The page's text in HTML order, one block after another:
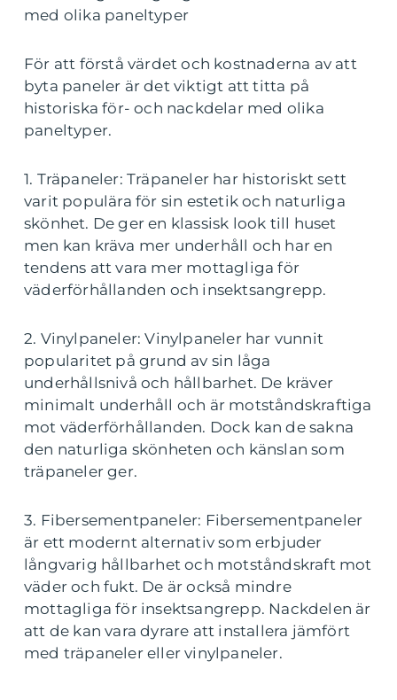
med olika paneltyper
För att förstå värdet och kostnaderna av att
byta paneler är det viktigt att titta på
historiska för- och nackdelar med olika
paneltyper.
1. Träpaneler: Träpaneler har historiskt sett
varit populära för sin estetik och naturliga
skönhet. De ger en klassisk look till huset
men kan kräva mer underhåll och har en
tendens att vara mer mottagliga för
väderförhållanden och insektsangrepp.
2. Vinylpaneler: Vinylpaneler har vunnit
popularitet på grund av sin låga
underhållsnivå och hållbarhet. De kräver
minimalt underhåll och är motståndskraftiga
mot väderförhållanden. Dock kan de sakna
den naturliga skönheten och känslan som
träpaneler ger.
3. Fibersementpaneler: Fibersementpaneler
är ett modernt alternativ som erbjuder
långvarig hållbarhet och motståndskraft mot
väder och fukt. De är också mindre
mottagliga för insektsangrepp. Nackdelen är
att de kan vara dyrare att installera jämfört
med träpaneler eller vinylpaneler.